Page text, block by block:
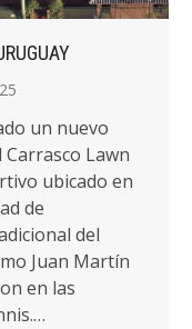
un nuevo
Lawn
ubicado en
de
del
Juan Martín
en las